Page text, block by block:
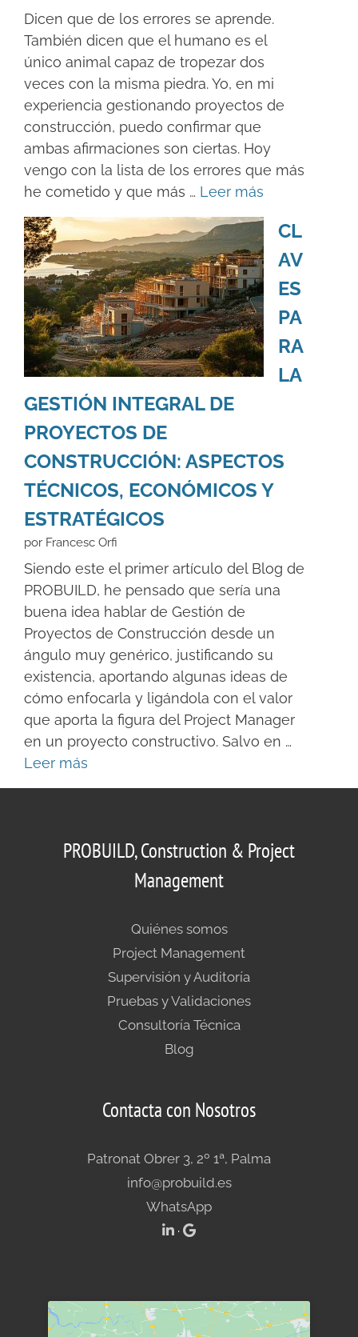
Dicen que de los errores se aprende.
También dicen que el humano es el
único animal capaz de tropezar dos
veces con la misma piedra. Yo, en mi
experiencia gestionando proyectos de
construcción, puedo confirmar que
ambas afirmaciones son ciertas. Hoy
vengo con la lista de los errores que más
he cometido y que más … Leer más
CL
AV
ES
PA
RA
LA
GESTIÓN INTEGRAL DE
PROYECTOS DE
CONSTRUCCIÓN: ASPECTOS
TÉCNICOS, ECONÓMICOS Y
ESTRATÉGICOS
por Francesc Orfi
Siendo este el primer artículo del Blog de
PROBUILD, he pensado que sería una
buena idea hablar de Gestión de
Proyectos de Construcción desde un
ángulo muy genérico, justificando su
existencia, aportando algunas ideas de
cómo enfocarla y ligándola con el valor
que aporta la figura del Project Manager
en un proyecto constructivo. Salvo en …
Leer más
PROBUILD, Construction & Project
Management
Quiénes somos
Project Management
Supervisión y Auditoría
Pruebas y Validaciones
Consultoría Técnica
Blog
Contacta con Nosotros
Patronat Obrer 3, 2º 1ª, Palma
info@probuild.es
WhatsApp
·